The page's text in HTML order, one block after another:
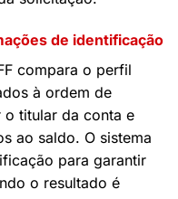
de identificação
compara o perfil
à ordem de
titular da conta e
ao saldo. O sistema
para garantir
o resultado é